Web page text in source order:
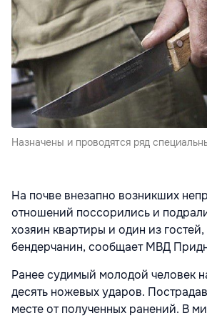
Назначены и проводятся ряд
На почве внезапно возникших
отношений поссорились и
хозяин квартиры и один из
бендерчанин, сообщает МВД
Ранее судимый молодой человек
десять ножевых ударов.
месте от полученных ранений. В